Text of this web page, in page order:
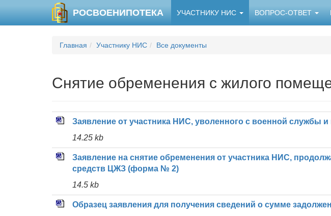
РОСВОЕНИПОТЕКА УЧАСТНИКУ НИС ВОПРОС-ОТВЕТ
Главная Участнику НИС Все документы
Снятие обременения с жилого
Заявление от участника НИС, уволенного с военной службы
14.25 kb
Заявление на снятие обременения от участника НИС,
средств ЦЖЗ (форма № 2)
14.5 kb
Образец заявления для получения сведений о сумме